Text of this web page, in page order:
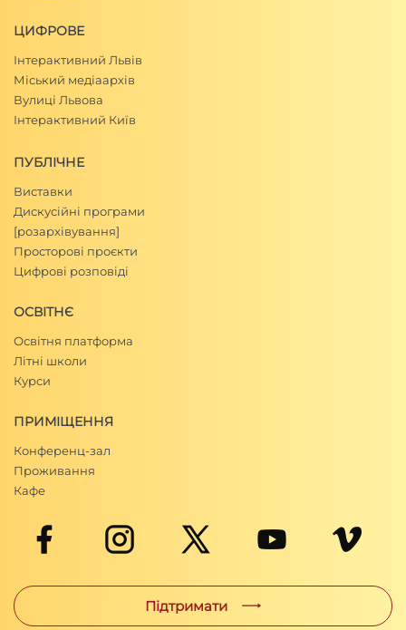
ЦИФРОВЕ
Інтерактивний Львів
Міський медіаархів
Вулиці Львова
Інтерактивний Київ
ПУБЛІЧНЕ
Виставки
Дискусійні програми
[розархівування]
Просторові проєкти
Цифрові розповіді
ОСВІТНЄ
Освітня платформа
Літні школи
Курси
ПРИМІЩЕННЯ
Конференц-зал
Проживання
Кафе
Підтримати